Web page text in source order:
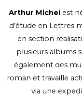
Arthur Michelest
d’étude en Lettres
en section
plusieurs albums
également des
roman et travaille
via une